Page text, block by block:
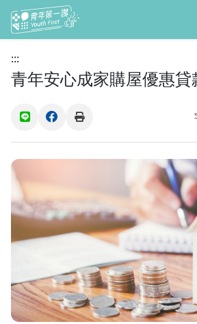
:::
青年安心成家購屋優惠貸
(另開新視窗)
(另開新視窗)